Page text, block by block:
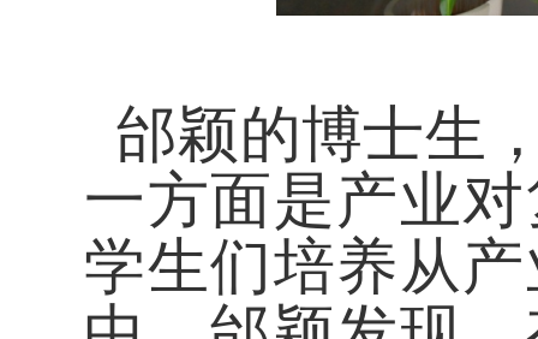
邰颖的博士生
一方面是产业
学生们培养从